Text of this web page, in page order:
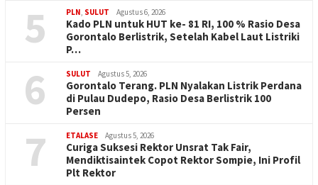
5 PLN, SULUT Agustus 6, 2026
Kado PLN untuk HUT ke- 81 RI, 100 % Rasio Desa
Gorontalo Berlistrik, Setelah Kabel Laut Listriki
P…
6 SULUT Agustus 5, 2026
Gorontalo Terang. PLN Nyalakan Listrik Perdana
di Pulau Dudepo, Rasio Desa Berlistrik 100
Persen
7 ETALASE Agustus 5, 2026
Curiga Suksesi Rektor Unsrat Tak Fair,
Mendiktisaintek Copot Rektor Sompie, Ini Profil
Plt Rektor